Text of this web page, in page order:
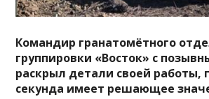
Командир гранатомётного
группировки «Восток» с
раскрыл детали своей работы,
секунда имеет решающее